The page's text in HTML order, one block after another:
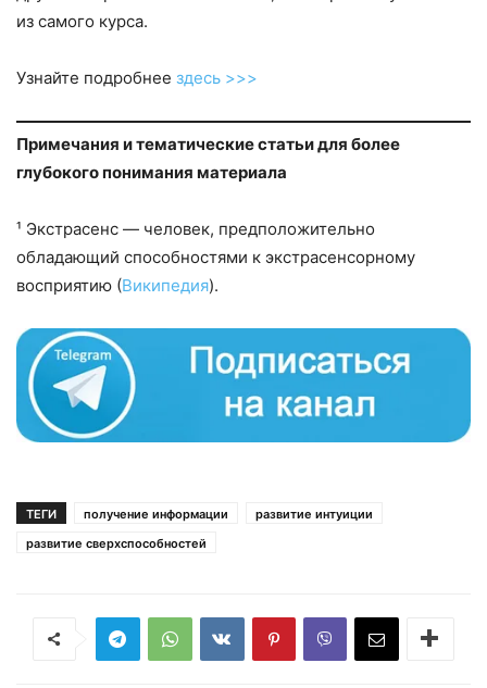
из самого курса.
Узнайте подробнее здесь >>>
Примечания и тематические статьи для более
глубокого понимания материала
¹ Экстрасенс — человек, предположительно
обладающий способностями к экстрасенсорному
восприятию (Википедия).
ТЕГИ получение информации
развитие интуиции
развитие сверхспособностей